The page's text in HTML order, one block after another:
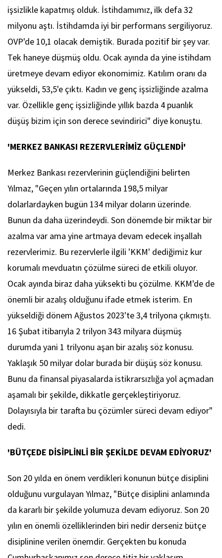
işsizlikle kapatmış olduk. İstihdamımız, ilk defa 32
milyonu aştı. İstihdamda iyi bir performans sergiliyoruz.
OVP'de 10,1 olacak demiştik. Burada pozitif bir şey var.
Tek haneye düşmüş oldu. Ocak ayında da yine istihdam
üretmeye devam ediyor ekonomimiz. Katılım oranı da
yükseldi, 53,5'e çıktı. Kadın ve genç işsizliğinde azalma
var. Özellikle genç işsizliğinde yıllık bazda 4 puanlık
düşüş bizim için son derece sevindirici" diye konuştu.
'MERKEZ BANKASI REZERVLERİMİZ GÜÇLENDİ'
Merkez Bankası rezervlerinin güçlendiğini belirten
Yılmaz, "Geçen yılın ortalarında 198,5 milyar
dolarlardayken bugün 134 milyar doların üzerinde.
Bunun da daha üzerindeydi. Son dönemde bir miktar bir
azalma var ama yine artmaya devam edecek inşallah
rezervlerimiz. Bu rezervlerle ilgili 'KKM' dediğimiz kur
korumalı mevduatın çözülme süreci de etkili oluyor.
Ocak ayında biraz daha yüksekti bu çözülme. KKM'de de
önemli bir azalış olduğunu ifade etmek isterim. En
yükseldiği dönem Ağustos 2023'te 3,4 trilyona çıkmıştı.
16 Şubat itibarıyla 2 trilyon 343 milyara düşmüş
durumda yani 1 trilyonu aşan bir azalış söz konusu.
Yaklaşık 50 milyar dolar burada bir düşüş söz konusu.
Bunu da finansal piyasalarda istikrarsızlığa yol açmadan
aşamalı bir şekilde, dikkatle gerçekleştiriyoruz.
Dolayısıyla bir tarafta bu çözümler süreci devam ediyor"
dedi.
'BÜTÇEDE DİSİPLİNLİ BİR ŞEKİLDE DEVAM EDİYORUZ'
Son 20 yılda en önem verdikleri konunun bütçe disiplini
olduğunu vurgulayan Yılmaz, "Bütçe disiplini anlamında
da kararlı bir şekilde yolumuza devam ediyoruz. Son 20
yılın en önemli özelliklerinden biri nedir derseniz bütçe
disiplinine verilen önemdir. Gerçekten bu konuda